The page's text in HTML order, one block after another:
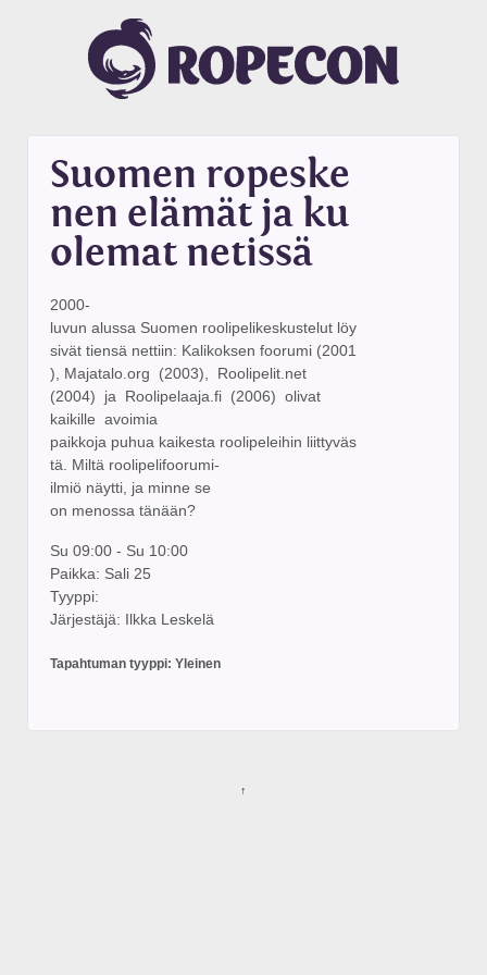
Suomen ropeske
nen elämät ja ku
olemat netissä
2000­
luvun alussa Suomen roolipelikeskustelut löy
sivät tiensä nettiin: Kalikoksen foorumi (2001
), Majatalo.org (2003), Roolipelit.net
(2004) ja Roolipelaaja.fi (2006) olivat
kaikille avoimia
paikkoja puhua kaikesta roolipeleihin liittyväs
tä. Miltä roolipelifoorumi­
ilmiö näytti, ja minne se
on menossa tänään?
Su 09:00 - Su 10:00
Paikka: Sali 25
Tyyppi:
Järjestäjä: Ilkka Leskelä
Tapahtuman tyyppi: Yleinen
↑